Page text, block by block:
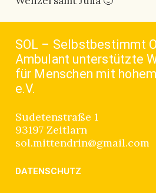
SOL – Selbstbestimmt
Ambulant unterstützte
für Menschen mit
e.V.
Sudetenstraße 1
93197 Zeitlarn
sol.mittendrin@gmail.com
DATENSCHUTZ